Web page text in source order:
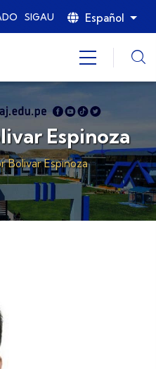
SIGAU Español
Espinoza
Bolivar Espinoza